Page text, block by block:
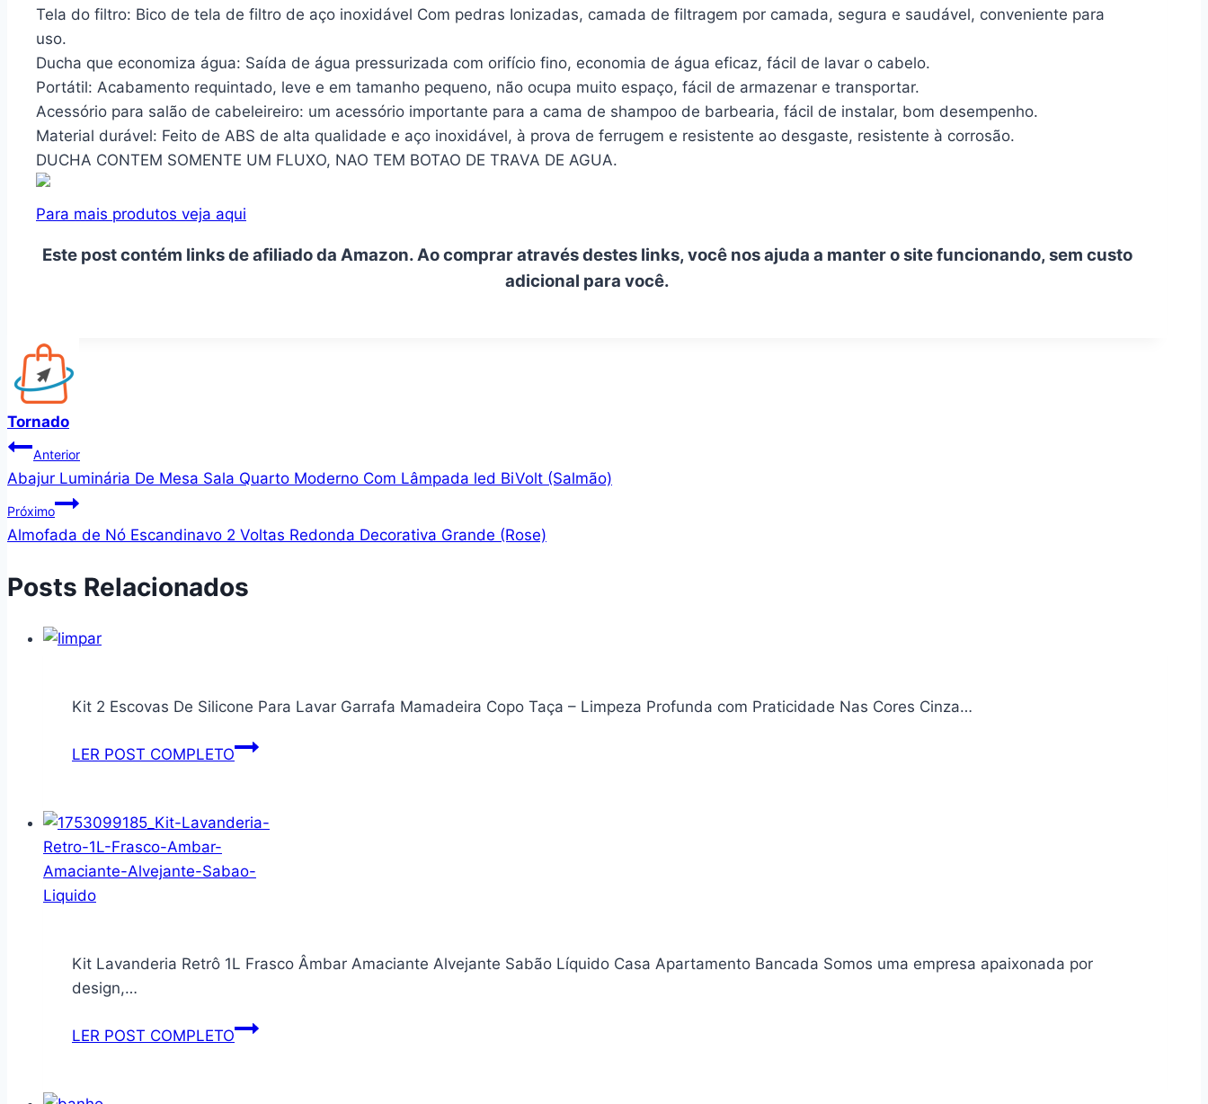
Tela do filtro: Bico de tela de filtro de aço inoxidável Com pedras Ionizadas, camada de filtragem por camada, segura e saudável, conveniente para
uso.
Ducha que economiza água: Saída de água pressurizada com orifício fino, economia de água eficaz, fácil de lavar o cabelo.
Portátil: Acabamento requintado, leve e em tamanho pequeno, não ocupa muito espaço, fácil de armazenar e transportar.
Acessório para salão de cabeleireiro: um acessório importante para a cama de shampoo de barbearia, fácil de instalar, bom desempenho.
Material durável: Feito de ABS de alta qualidade e aço inoxidável, à prova de ferrugem e resistente ao desgaste, resistente à corrosão.
DUCHA CONTEM SOMENTE UM FLUXO, NAO TEM BOTAO DE TRAVA DE AGUA.
Para mais produtos veja aqui
Este post contém links de afiliado da Amazon. Ao comprar através destes links, você nos ajuda a manter o site funcionando, sem custo
adicional para você.
Tornado
Navegação
de
Post
Anterior
Abajur Luminária De Mesa Sala Quarto Moderno Com Lâmpada led BiVolt (Salmão)
Próximo
Almofada de Nó Escandinavo 2 Voltas Redonda Decorativa Grande (Rose)
Posts Relacionados
Kit 2 Escovas De Silicone Para Lavar Garrafa Mamadeira Copo Taça – Limpeza Profunda com Praticidade Nas Cores Cinza…
LER POST COMPLETOKit
De
Para
Copo
Limpeza
Kit Lavanderia Retrô 1L Frasco Âmbar Amaciante Alvejante Sabão Líquido Casa Apartamento Bancada Somos uma empresa apaixonada por
design,…
LER POST COMPLETOKit